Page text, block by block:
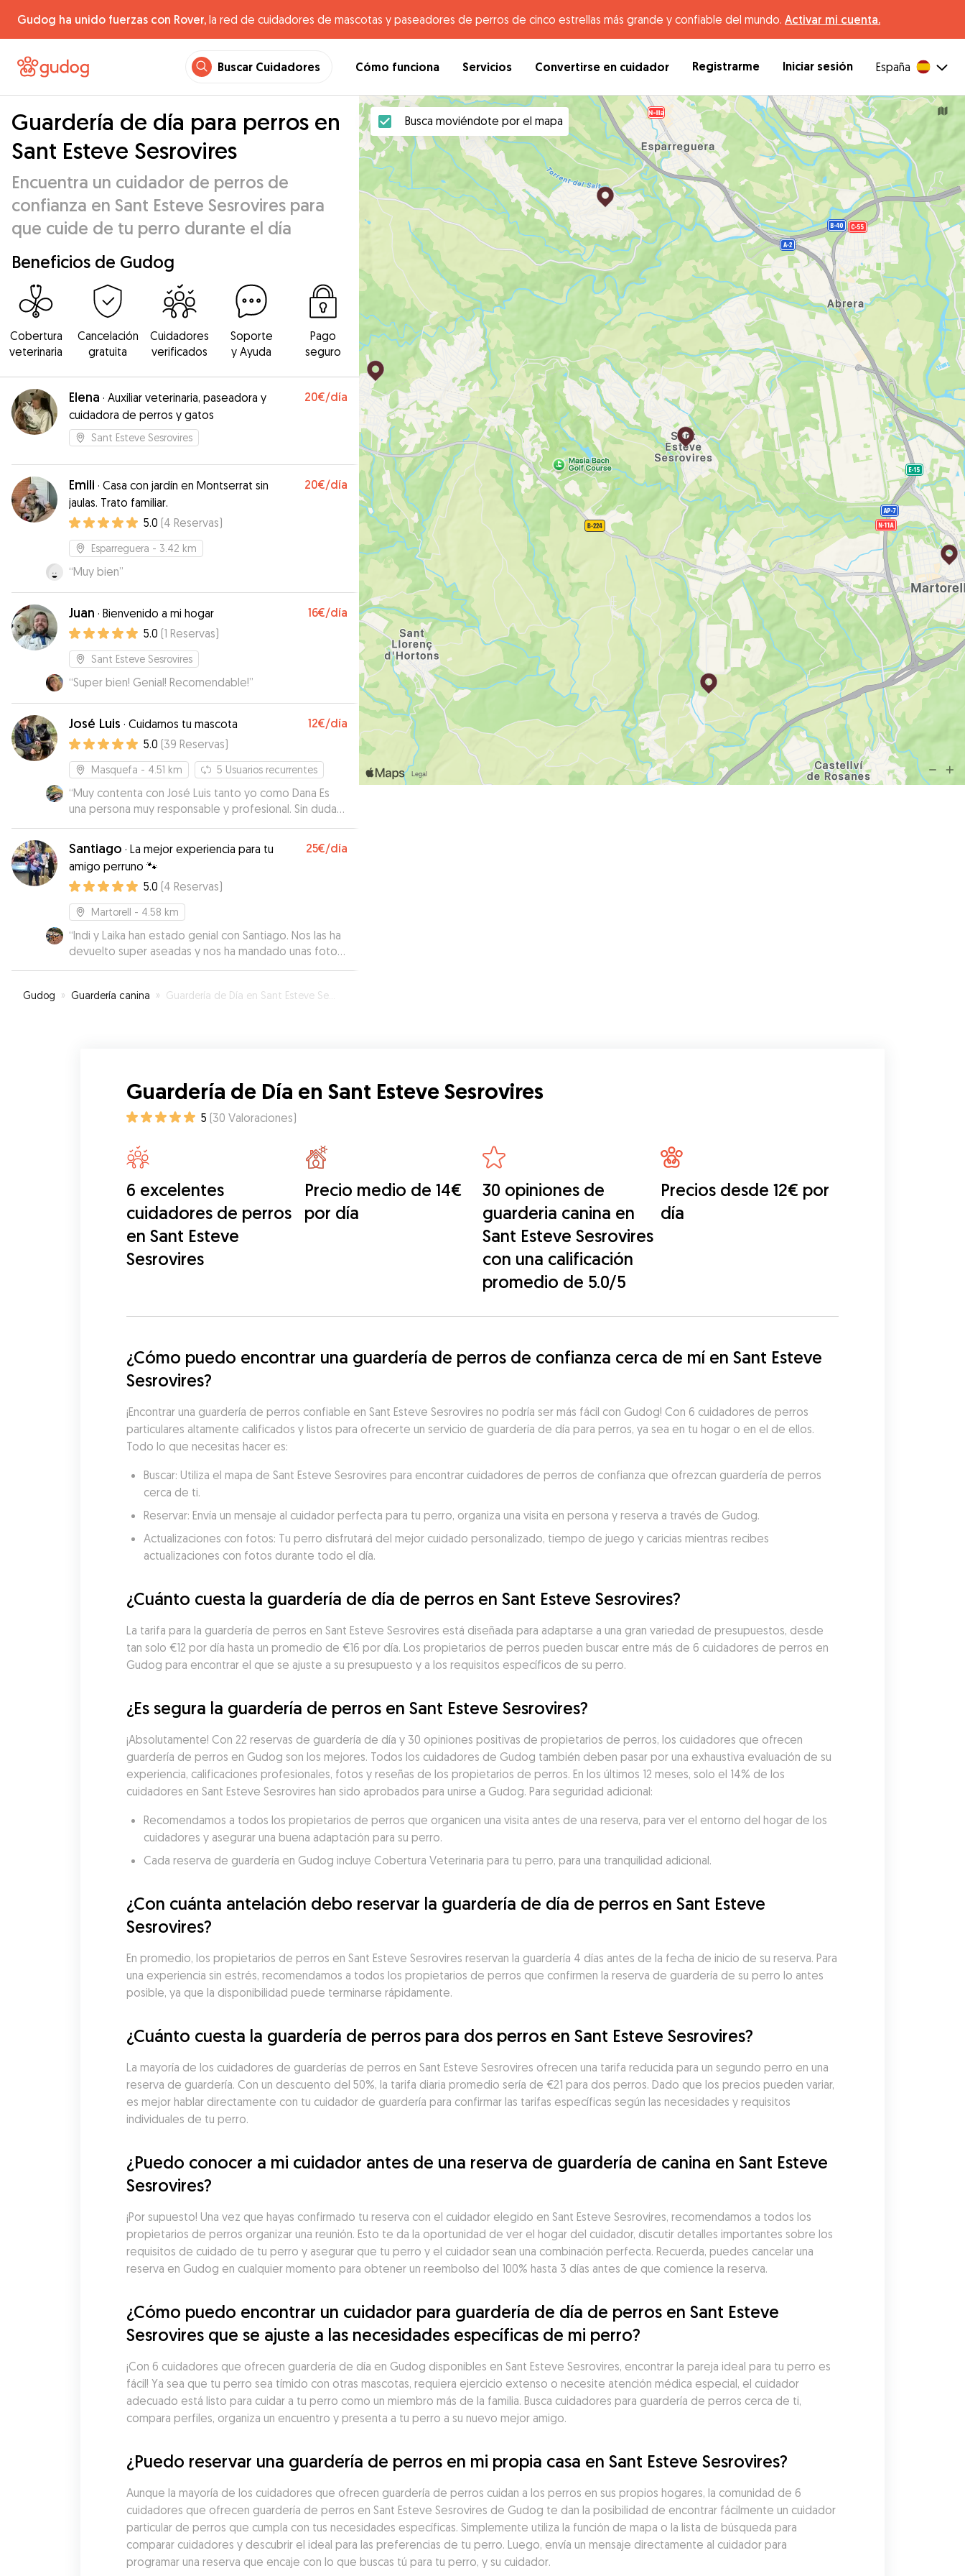
Gudog ha unido fuerzas con Rover, la red de cuidadores de mascotas y paseadores de perros de cinco estrellas más grande y confiable del mundo. Activar mi cuenta.
Buscar Cuidadores Cómo funciona Servicios Convertirse en cuidador Registrarme Iniciar sesión España
Guardería de día para perros en
Sant Esteve Sesrovires
Encuentra un cuidador de perros de
confianza en Sant Esteve Sesrovires para
que cuide de tu perro durante el día
Beneficios de Gudog
Cobertura
veterinaria
Cancelación
gratuita
Cuidadores
verificados
Soporte
y Ayuda
Pago
seguro
Elena · Auxiliar veterinaria, paseadora y
cuidadora de perros y gatos
20€/día
Sant Esteve Sesrovires
Emili · Casa con jardín en Montserrat sin
jaulas. Trato familiar.
20€/día
5.0 (4 Reservas)
Esparreguera - 3.42 km
“Muy bien”
Juan · Bienvenido a mi hogar 16€/día
5.0 (1 Reservas)
Sant Esteve Sesrovires
“Super bien! Genial! Recomendable!”
José Luis · Cuidamos tu mascota 12€/día
5.0 (39 Reservas)
Masquefa - 4.51 km 5 Usuarios recurrentes
“Muy contenta con José Luis tanto yo como Dana Es
una persona muy responsable y profesional. Sin duda
repetiremos. Me ha transmitido mucha confianza.
Informada todo el día de cómo está Dana con muchas
fotos y vídeos. Terraza/jardín estupenda y muy
segura.”
Santiago · La mejor experiencia para tu
amigo perruno 🐾
25€/día
5.0 (4 Reservas)
Martorell - 4.58 km
“Indi y Laika han estado genial con Santiago. Nos las ha
devuelto super aseadas y nos ha mandado unas fotos
muy chulas.”
Gudog » Guardería canina » Guardería de Día en Sant Esteve Sesrovires
Busca moviéndote por el mapa
Guardería de Día en Sant Esteve Sesrovires
5 (30 Valoraciones)
6 excelentes
cuidadores de perros
en Sant Esteve
Sesrovires
Precio medio de 14€
por día
30 opiniones de
guarderia canina en
Sant Esteve Sesrovires
con una calificación
promedio de 5.0/5
Precios desde 12€ por
día
¿Cómo puedo encontrar una guardería de perros de confianza cerca de mí en Sant Esteve
Sesrovires?
¡Encontrar una guardería de perros confiable en Sant Esteve Sesrovires no podría ser más fácil con Gudog! Con 6 cuidadores de perros
particulares altamente calificados y listos para ofrecerte un servicio de guardería de día para perros, ya sea en tu hogar o en el de ellos.
Todo lo que necesitas hacer es:
Buscar: Utiliza el mapa de Sant Esteve Sesrovires para encontrar cuidadores de perros de confianza que ofrezcan guardería de perros
cerca de ti.
Reservar: Envía un mensaje al cuidador perfecta para tu perro, organiza una visita en persona y reserva a través de Gudog.
Actualizaciones con fotos: Tu perro disfrutará del mejor cuidado personalizado, tiempo de juego y caricias mientras recibes
actualizaciones con fotos durante todo el día.
¿Cuánto cuesta la guardería de día de perros en Sant Esteve Sesrovires?
La tarifa para la guardería de perros en Sant Esteve Sesrovires está diseñada para adaptarse a una gran variedad de presupuestos, desde
tan solo €12 por día hasta un promedio de €16 por día. Los propietarios de perros pueden buscar entre más de 6 cuidadores de perros en
Gudog para encontrar el que se ajuste a su presupuesto y a los requisitos específicos de su perro.
¿Es segura la guardería de perros en Sant Esteve Sesrovires?
¡Absolutamente! Con 22 reservas de guardería de día y 30 opiniones positivas de propietarios de perros, los cuidadores que ofrecen
guardería de perros en Gudog son los mejores. Todos los cuidadores de Gudog también deben pasar por una exhaustiva evaluación de su
experiencia, calificaciones profesionales, fotos y reseñas de los propietarios de perros. En los últimos 12 meses, solo el 14% de los
cuidadores en Sant Esteve Sesrovires han sido aprobados para unirse a Gudog. Para seguridad adicional:
Recomendamos a todos los propietarios de perros que organicen una visita antes de una reserva, para ver el entorno del hogar de los
cuidadores y asegurar una buena adaptación para su perro.
Cada reserva de guardería en Gudog incluye Cobertura Veterinaria para tu perro, para una tranquilidad adicional.
¿Con cuánta antelación debo reservar la guardería de día de perros en Sant Esteve
Sesrovires?
En promedio, los propietarios de perros en Sant Esteve Sesrovires reservan la guardería 4 días antes de la fecha de inicio de su reserva. Para
una experiencia sin estrés, recomendamos a todos los propietarios de perros que confirmen la reserva de guardería de su perro lo antes
posible, ya que la disponibilidad puede terminarse rápidamente.
¿Cuánto cuesta la guardería de perros para dos perros en Sant Esteve Sesrovires?
La mayoría de los cuidadores de guarderías de perros en Sant Esteve Sesrovires ofrecen una tarifa reducida para un segundo perro en una
reserva de guardería. Con un descuento del 50%, la tarifa diaria promedio sería de €21 para dos perros. Dado que los precios pueden variar,
es mejor hablar directamente con tu cuidador de guardería para confirmar las tarifas específicas según las necesidades y requisitos
individuales de tu perro.
¿Puedo conocer a mi cuidador antes de una reserva de guardería de canina en Sant Esteve
Sesrovires?
¡Por supuesto! Una vez que hayas confirmado tu reserva con el cuidador elegido en Sant Esteve Sesrovires, recomendamos a todos los
propietarios de perros organizar una reunión. Esto te da la oportunidad de ver el hogar del cuidador, discutir detalles importantes sobre los
requisitos de cuidado de tu perro y asegurar que tu perro y el cuidador sean una combinación perfecta. Recuerda, puedes cancelar una
reserva en Gudog en cualquier momento para obtener un reembolso del 100% hasta 3 días antes de que comience la reserva.
¿Cómo puedo encontrar un cuidador para guardería de día de perros en Sant Esteve
Sesrovires que se ajuste a las necesidades específicas de mi perro?
¡Con 6 cuidadores que ofrecen guardería de día en Gudog disponibles en Sant Esteve Sesrovires, encontrar la pareja ideal para tu perro es
fácil! Ya sea que tu perro sea tímido con otras mascotas, requiera ejercicio extenso o necesite atención médica especial, el cuidador
adecuado está listo para cuidar a tu perro como un miembro más de la familia. Busca cuidadores para guardería de perros cerca de ti,
compara perfiles, organiza un encuentro y presenta a tu perro a su nuevo mejor amigo.
¿Puedo reservar una guardería de perros en mi propia casa en Sant Esteve Sesrovires?
Aunque la mayoría de los cuidadores que ofrecen guardería de perros cuidan a los perros en sus propios hogares, la comunidad de 6
cuidadores que ofrecen guardería de perros en Sant Esteve Sesrovires de Gudog te dan la posibilidad de encontrar fácilmente un cuidador
particular de perros que cumpla con tus necesidades específicas. Simplemente utiliza la función de mapa o la lista de búsqueda para
comparar cuidadores y descubrir el ideal para las preferencias de tu perro. Luego, envía un mensaje directamente al cuidador para
programar una reserva que encaje con lo que buscas tú para tu perro, y su cuidador.